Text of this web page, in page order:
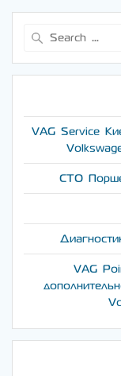
VAG Service
СТО
VAG